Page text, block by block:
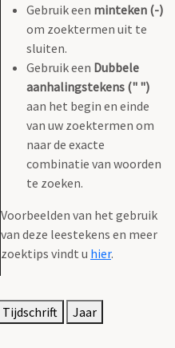
Gebruik een minteken (-)
om zoektermen uit te
sluiten.
Gebruik een Dubbele
aanhalingstekens (" ")
aan het begin en einde
van uw zoektermen om
naar de exacte
combinatie van woorden
te zoeken.
Voorbeelden van het gebruik
van deze leestekens en meer
zoektips vindt u hier.
Tijdschrift
Jaar